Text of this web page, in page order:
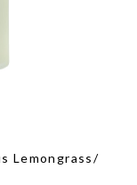
Lemongrass/